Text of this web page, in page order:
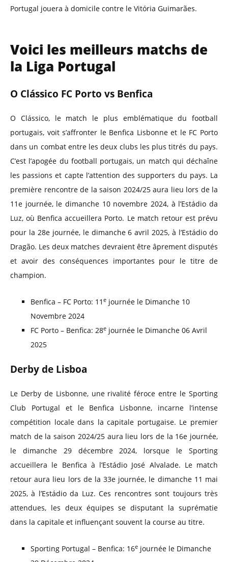
Portugal jouera à domicile contre le Vitória Guimarães.
Voici les meilleurs matchs de
la Liga Portugal
O Clássico FC Porto vs Benfica
O Clássico, le match le plus emblématique du football
portugais, voit s’affronter le Benfica Lisbonne et le FC Porto
dans un combat entre les deux clubs les plus titrés du pays.
C’est l’apogée du football portugais, un match qui déchaîne
les passions et capte l’attention des supporters du pays. La
première rencontre de la saison 2024/25 aura lieu lors de la
11e journée, le dimanche 10 novembre 2024, à l’Estádio da
Luz, où Benfica accueillera Porto. Le match retour est prévu
pour la 28e journée, le dimanche 6 avril 2025, à l’Estádio do
Dragão. Les deux matches devraient être âprement disputés
et avoir des conséquences importantes pour le titre de
champion.
Benfica – FC Porto: 11 e journée le Dimanche 10
Novembre 2024
FC Porto – Benfica: 28e journée le Dimanche 06 Avril
2025
Derby de Lisboa
Le Derby de Lisbonne, une rivalité féroce entre le Sporting
Club Portugal et le Benfica Lisbonne, incarne l’intense
compétition locale dans la capitale portugaise. Le premier
match de la saison 2024/25 aura lieu lors de la 16e journée,
le dimanche 29 décembre 2024, lorsque le Sporting
accueillera le Benfica à l’Estádio José Alvalade. Le match
retour aura lieu lors de la 33e journée, le dimanche 11 mai
2025, à l’Estádio da Luz. Ces rencontres sont toujours très
attendues, les deux équipes se disputant la suprématie
dans la capitale et influençant souvent la course au titre.
Sporting Portugal – Benfica: 16e journée le Dimanche